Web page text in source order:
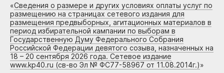
«Сведения о размере и других условиях оплаты услуг по
размещению на страницах сетевого издания для
размещения предвыборных, агитационных материалов в
период избирательной кампании по выборам в
Государственную Думу Федерального Собрания
Российской Федерации девятого созыва, назначенных на
18 – 20 сентября 2026 года. Сетевое издание
www.kp40.ru (св-во Эл № ФС77-58967 от 11.08.2014г.)»